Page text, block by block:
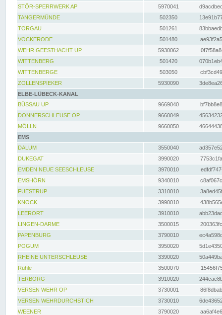
STÖR-SPERRWERK AP 5970041
TANGERMÜNDE
502350
TORGAU
501261
VOCKERODE
501480
WEHR GEESTHACHT UP
5930062
WITTENBERG
501420
WITTENBERGE
503050
ZOLLENSPIEKER
5930090
ELBE-LÜBECK-KANAL
BÜSSAU UP
9669040
DONNERSCHLEUSE OP
9660049
MÖLLN
9660050
EMS
DALUM
3550040
DUKEGAT
3990020
EMDEN NEUE SEESCHLEUSE
3970010
EMSHÖRN
9340010
FUESTRUP
3310010
KNOCK
3990010
LEERORT
3910010
LINGEN-DARME
3500015
PAPENBURG
3790010
POGUM
3950020
RHEINE UNTERSCHLEUSE
3390020
Rühle
3500070
TERBORG
3910020
VERSEN WEHR OP
3730001
VERSEN WEHRDURCHSTICH
3730010
WEENER
3790020